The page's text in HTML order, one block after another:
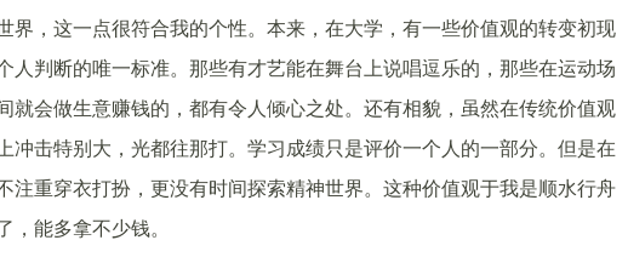
界，这一点很符合我的个性。本来，在大学，有一些价值观的转变初现
人判断的唯一标准。那些有才艺能在舞台上说唱逗乐的，那些在运动场
就会做生意赚钱的，都有令人倾心之处。还有相貌，虽然在传统价值观
冲击特别大，光都往那打。学习成绩只是评价一个人的一部分。但是在
注重穿衣打扮，更没有时间探索精神世界。这种价值观于我是顺水行舟
能多拿不少钱。